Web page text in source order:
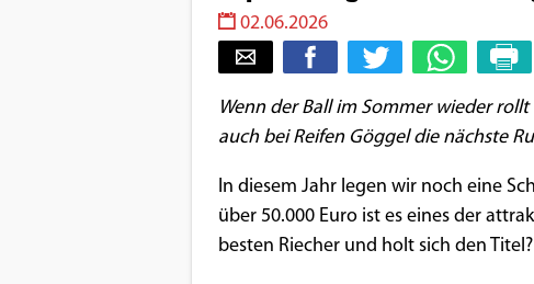
02.06.2026
Wenn der Ball im Sommer wieder
auch bei Reifen Göggel die nächste
In diesem Jahr legen wir noch eine
über 50.000 Euro ist es eines der
besten Riecher und holt sich den Titel?
Einverständnis-Cookie
Dieser Cookie speichert die